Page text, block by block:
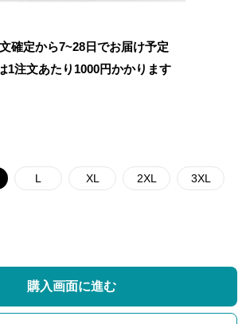
確定から7~28日でお届け予定
1注文あたり 1000円かかります
L XL 2XL 3XL
購入画面に進む